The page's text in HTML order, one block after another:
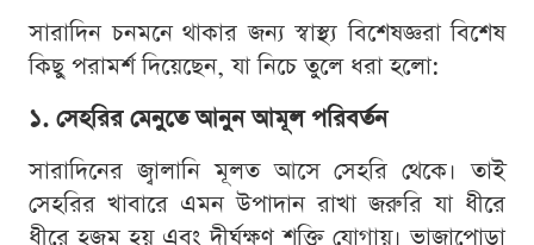
সারাদিন চনমনে থাকার জন্য স্বাস্থ্য বিশেষজ্ঞরা বিশেষ
কিছু পরামর্শ দিয়েছেন, যা নিচে তুলে ধরা হলো:
১. সেহরির মেনুতে আনুন আমূল পরিবর্তন
সারাদিনের জ্বালানি মূলত আসে সেহরি থেকে। তাই
সেহরির খাবারে এমন উপাদান রাখা জরুরি যা ধীরে